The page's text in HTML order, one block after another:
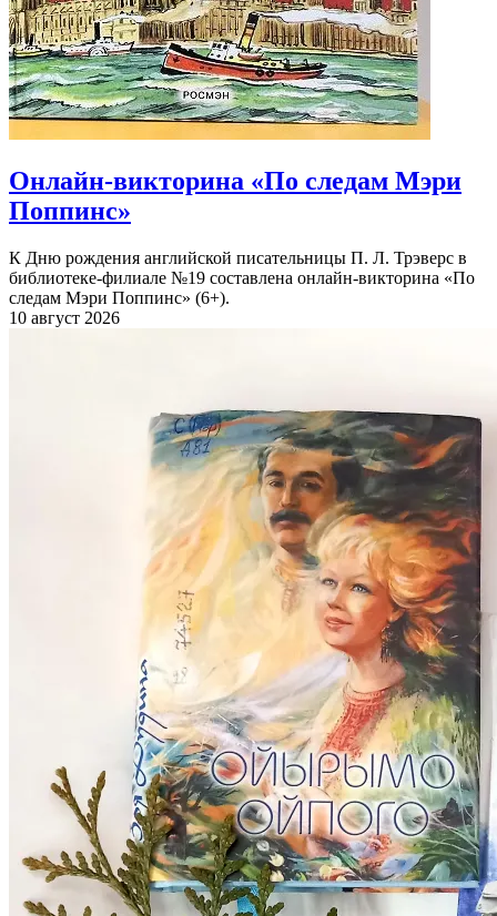
Онлайн-викторина «По следам Мэри
Поппинс»
К Дню рождения английской писательницы П. Л. Трэверс в
библиотеке-филиале №19 составлена онлайн-викторина «По
следам Мэри Поппинс» (6+).
10 август 2026